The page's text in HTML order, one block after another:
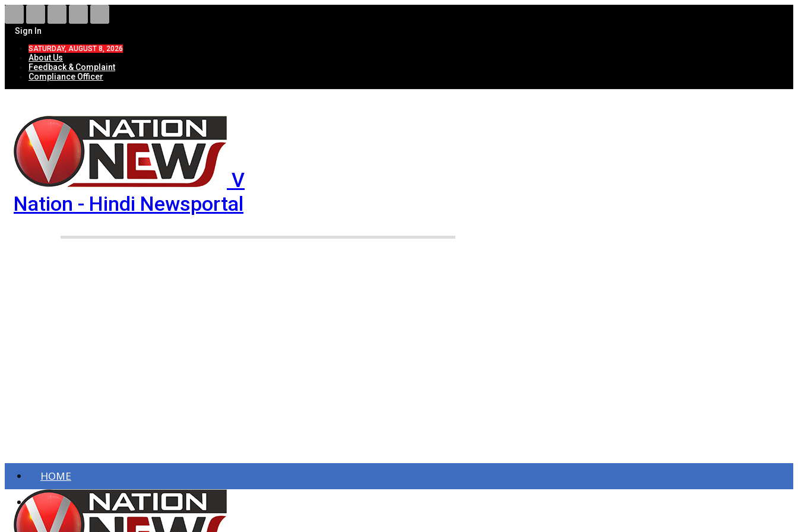
Sign In
SATURDAY, AUGUST 8, 2026
About Us
Feedback & Complaint
Compliance Officer
V
Nation - Hindi Newsportal
HOME
ताज़ा खबरें
देश